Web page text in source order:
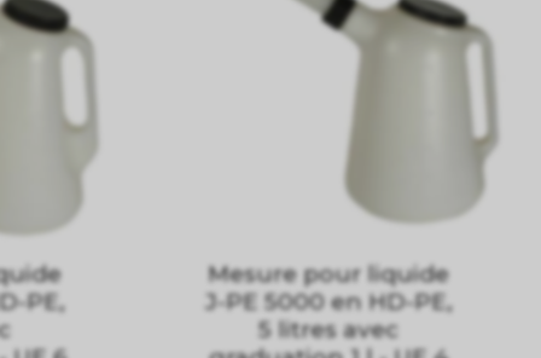
PE,
Mesure pour liquide
J-PE 5000 en HD-PE,
5 litres avec